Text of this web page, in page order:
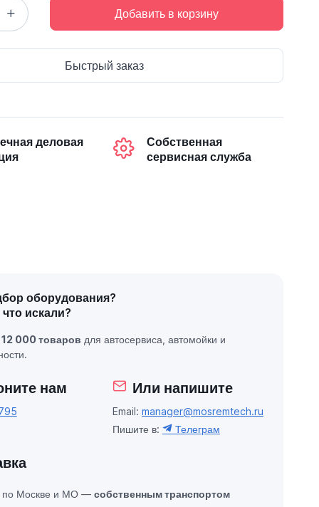
Добавить в корзину
Быстрый заказ
деловая
Собственная
сервисная служба
оборудования?
искали?
12 000 товаров для автосервиса, автомойки и
нам Или напишите
Email:manager@mosremtech.ru
Пишите в:
Телеграм
по Москве и МО — собственным транспортом